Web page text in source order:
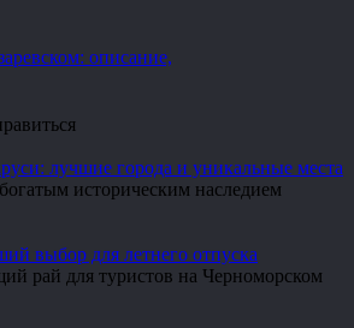
описание,
лучшие города и уникальные места
историческим наследием
выбор для летнего отпуска
рай для туристов на Черноморском